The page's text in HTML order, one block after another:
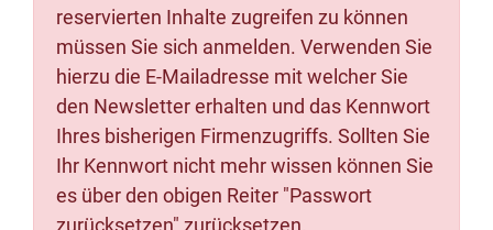
reservierten Inhalte zugreifen zu können
müssen Sie sich anmelden. Verwenden Sie
hierzu die E-Mailadresse mit welcher Sie
den Newsletter erhalten und das Kennwort
Ihres bisherigen Firmenzugriffs. Sollten Sie
Ihr Kennwort nicht mehr wissen können Sie
es über den obigen Reiter "Passwort
zurücksetzen" zurücksetzen.